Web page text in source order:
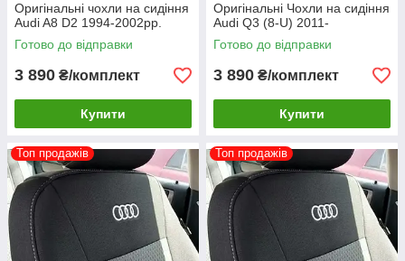
Оригінальні чохли на сидіння
Audi A8 D2 1994-2002рр.
Готово до відправки
3 890 ₴/комплект
Купити
Оригінальні Чохли на сидіння
Audi Q3 (8-U) 2011-
Готово до відправки
3 890 ₴/комплект
Купити
Топ продажів Топ продажів